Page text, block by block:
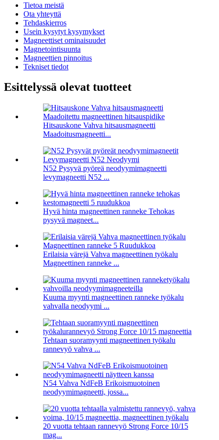
Tietoa meistä
Ota yhteyttä
Tehdaskierros
Usein kysytyt kysymykset
Magneettiset ominaisuudet
Magnetointisuunta
Magneettien pinnoitus
Tekniset tiedot
Esittelyssä olevat tuotteet
Hitsauskone Vahva hitsausmagneetti
Maadoitusmagneetti...
N52 Pysyvä pyöreä neodyymimagneetti
levymagneetti N52 ...
Hyvä hinta magneettinen ranneke Tehokas
pysyvä magneet...
Erilaisia ​​värejä Vahva magneettinen työkalu
Magneettinen ranneke ...
Kuuma myynti magneettinen ranneke työkalu
vahvalla neodyymi ...
Tehtaan suoramyynti magneettinen työkalu
rannevyö vahva ...
N54 Vahva NdFeB Erikoismuotoinen
neodyymimagneetti, jossa...
20 vuotta tehtaan rannevyö Strong Force 10/15
mag...